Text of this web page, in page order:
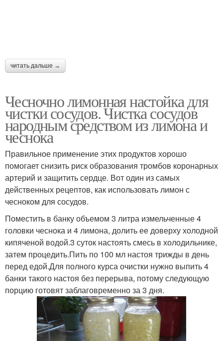
читать дальше →
Чесночно лимонная настойка для
чистки сосудов. Чистка сосудов
народным средством из лимона и
чеснока
Правильное применение этих продуктов хорошо
помогает снизить риск образования тромбов коронарных
артерий и защитить сердце. Вот один из самых
действенных рецептов, как использовать лимон с
чесноком для сосудов.
Поместить в банку объемом 3 литра измельченные 4
головки чеснока и 4 лимона, долить ее доверху холодной
кипяченой водой.3 суток настоять смесь в холодильнике,
затем процедить.Пить по 100 мл настоя трижды в день
перед едой.Для полного курса очистки нужно выпить 4
банки такого настоя без перерыва, потому следующую
порцию готовят заблаговременно за 3 дня.